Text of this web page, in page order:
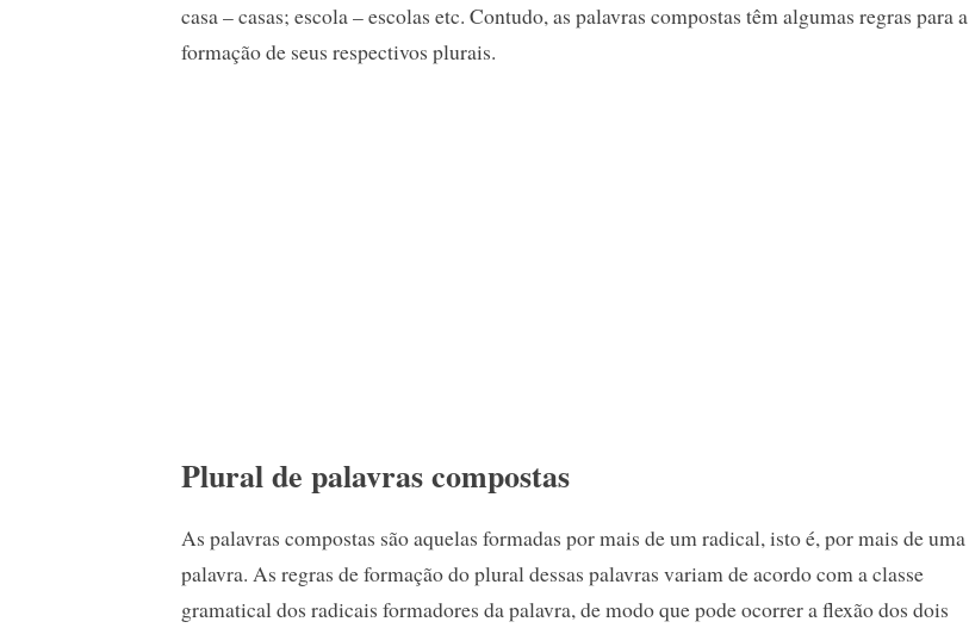
casa – casas; escola – escolas etc. Contudo, as palavras compostas têm algumas regras para a
formação de seus respectivos plurais.
Plural de palavras compostas
As palavras compostas são aquelas formadas por mais de um radical, isto é, por mais de uma
palavra. As regras de formação do plural dessas palavras variam de acordo com a classe
gramatical dos radicais formadores da palavra, de modo que pode ocorrer a flexão dos dois